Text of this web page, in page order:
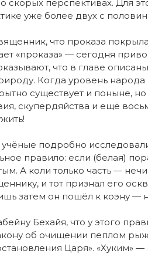
ско­рых пер­с­пек­ти­вах. Для
уже бо­лее двух с
что про­ка­за
«про­ка­за» — се­го­дня
что в гла­ве
Ког­да уро­вень на­ро­да
су­щес­т­ву­ет и по­ны­не,
ску­пер­дяй­ст­ва и ещё
учё­ные по­дроб­но
пра­ви­ло: ес­ли (бе­лая)
А ко­ли толь­ко часть —
и тот при­знал его
за­тем он по­шёл к ко­э­ну —
Бе­ха­йя, что у это­го
об очи­ще­нии пеп­лом
Ца­ря». «Ху­ким»